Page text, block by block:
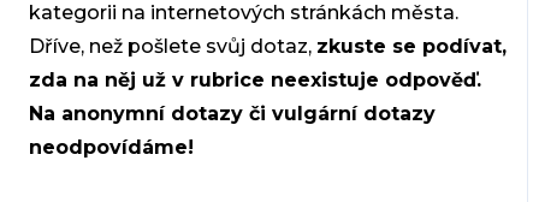
kategorii na internetových stránkách města.
Dříve, než pošlete svůj dotaz, zkuste se podívat,
zda na něj už v rubrice neexistuje odpověď.
Na anonymní dotazy či vulgární dotazy
neodpovídáme!